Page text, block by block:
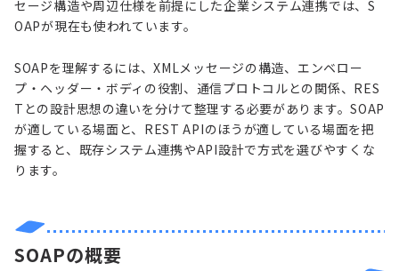
セージ構造や周辺仕様を前提にした企業システム連携では、S
OAPが現在も使われています。
SOAPを理解するには、XMLメッセージの構造、エンベロー
プ・ヘッダー・ボディの役割、通信プロトコルとの関係、RES
Tとの設計思想の違いを分けて整理する必要があります。SOAP
が適している場面と、REST APIのほうが適している場面を把
握すると、既存システム連携やAPI設計で方式を選びやすくな
ります。
SOAPの概要